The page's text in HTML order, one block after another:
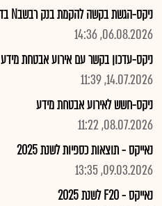
ניקס-הגשת בקשה להקמת בנק רבשבN בדיעוםA בארה"ב
06.08.2026, 14:36
ניקס-עדכון בקשר עם אירוע אבטחת מידע
14.07.2026, 11:39
ניקס-חשש לאירוע אבטחת מידע
08.07.2026, 11:22
נאייקס - תוצאות כספיות לשנת 2025
09.03.2026, 13:35
נאייקס - F20 לשנת 2025